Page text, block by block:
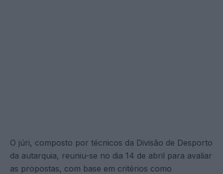
O júri, composto por técnicos da Divisão de Desporto
da autarquia, reuniu-se no dia 14 de abril para avaliar
as propostas, com base em critérios como